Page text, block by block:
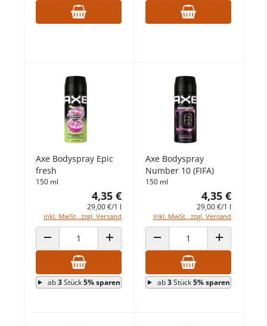
Axe Bodyspray Epic
fresh
150 ml
4,35 €
29,00 €/1 l
inkl. MwSt., zzgl. Versand
ANZAHL VERRINGERNANZAHL ERHÖHEN
ab3Stück5% sparen
Axe Bodyspray
Number 10 (FIFA)
150 ml
4,35 €
29,00 €/1 l
inkl. MwSt., zzgl. Versand
ANZAHL VERRINGERNANZAHL
ab3Stück5% sparen